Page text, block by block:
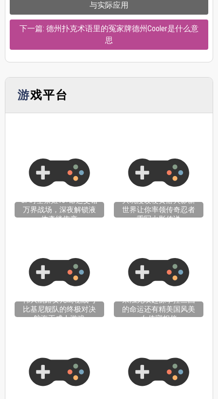
与实际应用
下一篇: 德州扑克术语里的冤家牌德州Cooler是什么意
思
游戏平台
OP时空禁姬18+命运交错
万界战场，深夜解锁液
体牵绊依恋
大玩漫改梗黄游火影新
世界让你率领传奇忍者
重写火影传说
伟大航路女儿岛秘战与
比基尼舰队的终极对决
航海王成人游戏
来浊无双起源掌控三国
的命运还有精美国风美
女侍寝相伴